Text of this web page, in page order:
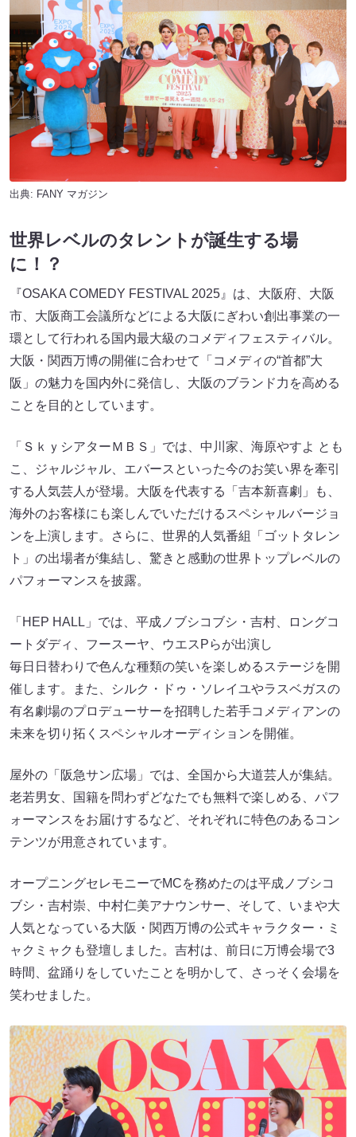
出典: FANY マガジン
世界レベルのタレントが誕生する場
に！？
『OSAKA COMEDY FESTIVAL 2025』は、大阪府、大阪
市、大阪商工会議所などによる大阪にぎわい創出事業の一
環として行われる国内最大級のコメディフェスティバル。
大阪・関西万博の開催に合わせて「コメディの“首都”大
阪」の魅力を国内外に発信し、大阪のブランド力を高める
ことを目的としています。
「ＳｋｙシアターＭＢＳ」では、中川家、海原やすよ とも
こ、ジャルジャル、エバースといった今のお笑い界を牽引
する人気芸人が登場。大阪を代表する「吉本新喜劇」も、
海外のお客様にも楽しんでいただけるスペシャルバージョ
ンを上演します。さらに、世界的人気番組「ゴットタレン
ト」の出場者が集結し、驚きと感動の世界トップレベルの
パフォーマンスを披露。
「HEP HALL」では、平成ノブシコブシ・吉村、ロングコ
ートダディ、フースーヤ、ウエスPらが出演し
毎日日替わりで色んな種類の笑いを楽しめるステージを開
催します。また、シルク・ドゥ・ソレイユやラスベガスの
有名劇場のプロデューサーを招聘した若手コメディアンの
未来を切り拓くスペシャルオーディションを開催。
屋外の「阪急サン広場」では、全国から大道芸人が集結。
老若男女、国籍を問わずどなたでも無料で楽しめる、パフ
ォーマンスをお届けするなど、それぞれに特色のあるコン
テンツが用意されています。
オープニングセレモニーでMCを務めたのは平成ノブシコ
ブシ・吉村崇、中村仁美アナウンサー、そして、いまや大
人気となっている大阪・関西万博の公式キャラクター・ミ
ャクミャクも登壇しました。吉村は、前日に万博会場で3
時間、盆踊りをしていたことを明かして、さっそく会場を
笑わせました。